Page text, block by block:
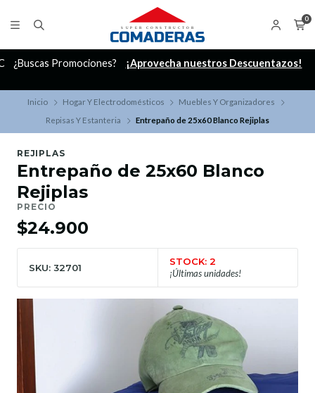
0
¿Buscas Promociones? ¡Aprovecha nuestros Descuentazos!
Inicio Hogar Y Electrodomésticos
Muebles Y Organizadores
Repisas Y Estanteria
Entrepaño de 25x60 Blanco Rejiplas
REJIPLAS
Entrepaño de 25x60 Blanco
Rejiplas
PRECIO
$24.900
SKU: 32701
STOCK: 2
¡Últimas unidades!